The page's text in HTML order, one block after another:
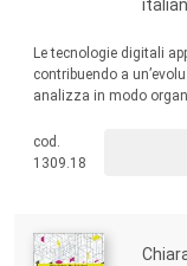
Le tecnologie digitali
contribuendo a
analizza in modo
servizi legati alla
cod.
1309.18